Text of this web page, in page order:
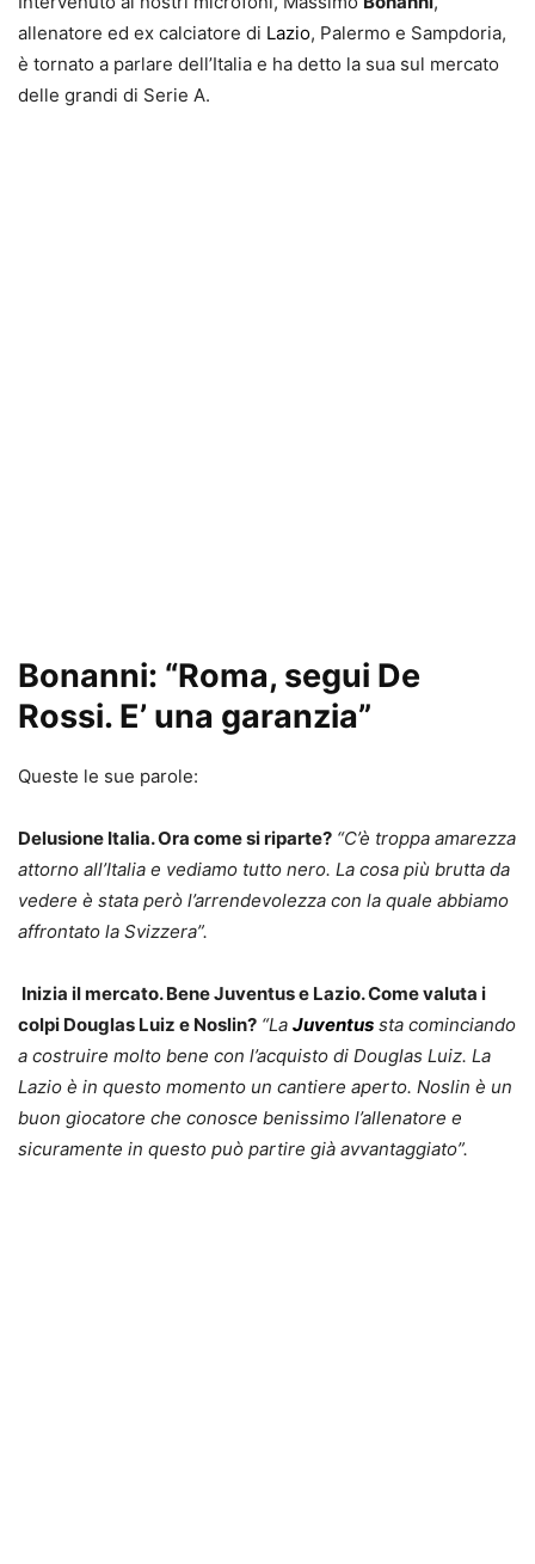
allenatore ed ex calciatore di Lazio, Palermo e Sampdoria,
è tornato a parlare dell’Italia e ha detto la sua sul mercato
delle grandi di Serie A.
Bonanni: “Roma, segui De
Rossi. E’ una garanzia”
Queste le sue parole:
Delusione Italia. Ora come si riparte? “C’è troppa amarezza
attorno all’Italia e vediamo tutto nero. La cosa più brutta da
vedere è stata però l’arrendevolezza con la quale abbiamo
affrontato la Svizzera”.
Inizia il mercato. Bene Juventus e Lazio. Come valuta i
colpi Douglas Luiz e Noslin? “La Juventus sta cominciando
a costruire molto bene con l’acquisto di Douglas Luiz. La
Lazio è in questo momento un cantiere aperto. Noslin è un
buon giocatore che conosce benissimo l’allenatore e
sicuramente in questo può partire già avvantaggiato”.